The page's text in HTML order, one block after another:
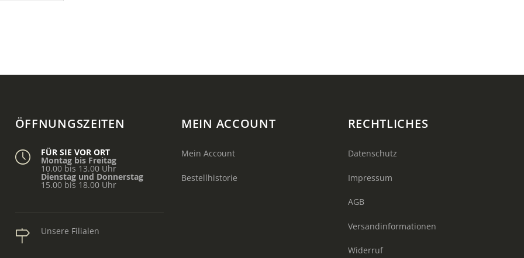
ÖFFNUNGSZEITEN
FÜR SIE VOR ORT
Montag bis Freitag
10.00 bis 13.00 Uhr
Dienstag und Donnerstag
15.00 bis 18.00 Uhr
Unsere Filialen
MEIN ACCOUNT
Mein Account
Bestellhistorie
RECHTLICHES
Datenschutz
Impressum
AGB
Versandinformationen
Widerruf